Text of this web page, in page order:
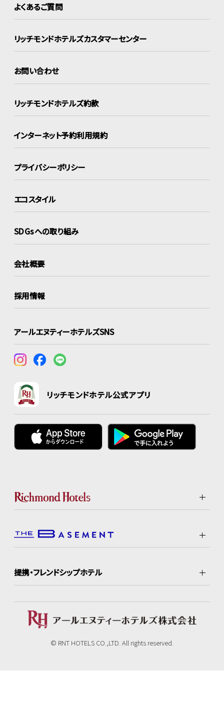
よくあるご質問
リッチモンドホテルズカスタマーセンター
お問い合わせ
リッチモンドホテルズ約款
インターネット予約利用規約
プライバシーポリシー
エコスタイル
SDGsへの取り組み
会社概要
採用情報
アールエヌティーホテルズSNS
リッチモンドホテル公式アプリ
提携・フレンドシップホテル
© RNT HOTELS CO.,LTD. All rights reserved.